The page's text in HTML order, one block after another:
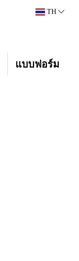
TH
แบบฟอร์ม